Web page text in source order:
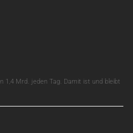
1,4 Mrd. jeden Tag. Damit ist und bleibt